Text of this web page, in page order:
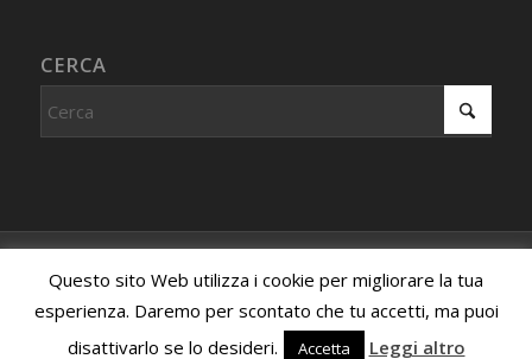
CERCA
- Associazione riconosciuta, iscritta al registro dell'associazionismo
della Provincia di Milano sezione di Promozione Sociale con Decreto
n. 458 del 2013.
Questo sito Web utilizza i cookie per migliorare la tua
esperienza. Daremo per scontato che tu accetti, ma puoi
disattivarlo se lo desideri.
Accetta Leggi altro